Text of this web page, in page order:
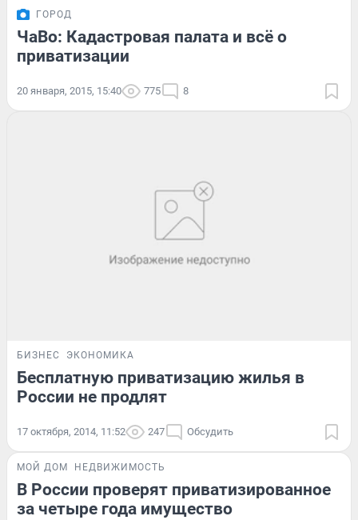
ГОРОД
ЧаВо: Кадастровая палата и всё о
приватизации
20 января, 2015, 15:40 775 8
БИЗНЕС ЭКОНОМИКА
Бесплатную приватизацию жилья в
России не продлят
17 октября, 2014, 11:52 247 Обсудить
МОЙ ДОМ НЕДВИЖИМОСТЬ
В России проверят приватизированное
за четыре года имущество